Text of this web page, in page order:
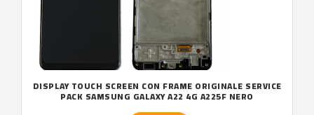
DISPLAY TOUCH SCREEN CON FRAME ORIGINALE SERVICE
PACK SAMSUNG GALAXY A22 4G A225F NERO